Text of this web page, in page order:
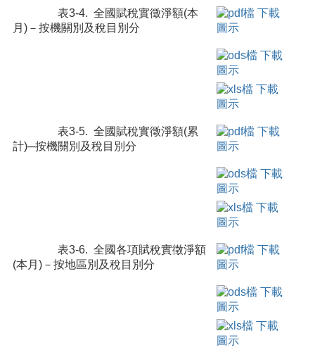
表3-4. 全國賦稅實徵淨額(本
月)－按機關別及稅目別分
表3-5. 全國賦稅實徵淨額(累
計)─按機關別及稅目別分
表3-6. 全國各項賦稅實徵淨額
(本月)－按地區別及稅目別分